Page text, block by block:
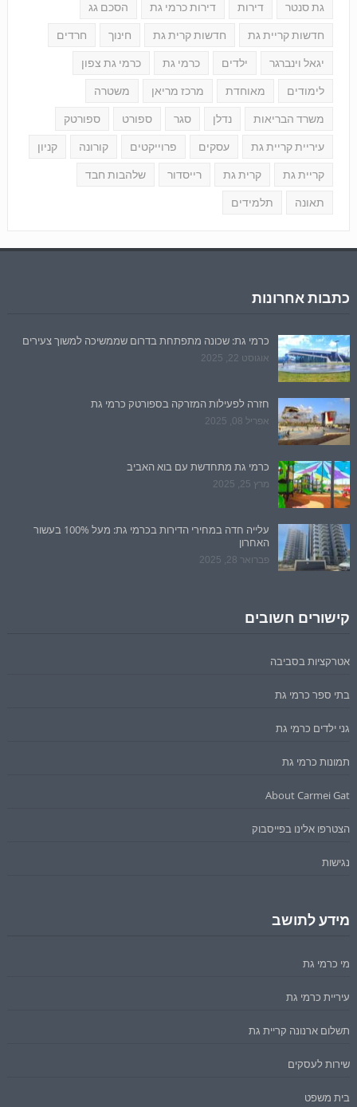
גת סנטר דירות דירות כרמי גת הסכם גג
חדשות קריית גת חדשות קרית גת חינוך חרדים
יגאל וינברגר ילדים כרמי גת כרמי גת צפון
לימודים מאוחדת מרכז מריאן משטרה
משרד הבריאות נדלן סגר ספורט ספורטק
עיריית קריית גת עסקים פרוייקטים קורונה קניון
קריית גת קרית גת רייסדור שלהבות חבד
תאונה תלמידים
כתבות אחרונות
כרמי גת: שכונה מתפתחת בדרום שממשיכה למשוך צעירים
אוגוסט 22, 2025
חזרה לפעילות המזרקה בספורטק כרמי גת
אפריל 08, 2025
כרמי גת מתחדשת עם בוא האביב
מרץ 25, 2025
עלייה חדה במחירי הדירות בכרמי גת: מעל 100% בעשור
האחרון
פברואר 28, 2025
קישורים חשובים
אטרקציות בסביבה
בתי ספר כרמי גת
גני ילדים כרמי גת
תמונות כרמי גת
About Carmei Gat
הצטרפו אלינו בפייסבוק
נגישות
מידע לתושב
מי כרמי גת
עיריית כרמי גת
תשלום ארנונה קריית גת
שירות לעסקים
בית משפט